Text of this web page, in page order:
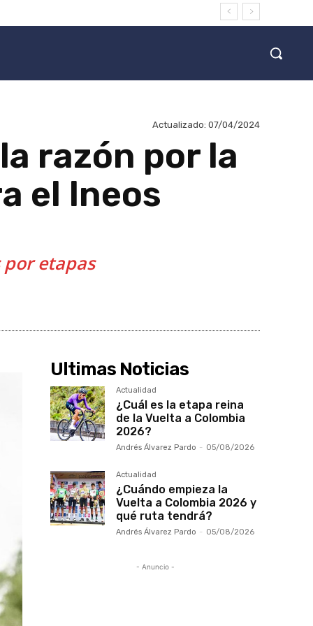
Actualizado: 07/04/2024
razón por la
el Ineos
etapas
Ultimas Noticias
Actualidad
¿Cuál es la etapa reina
de la Vuelta a Colombia
2026?
Andrés Álvarez Pardo - 05/08/2026
Actualidad
¿Cuándo empieza la
Vuelta a Colombia 2026 y
qué ruta tendrá?
Andrés Álvarez Pardo - 05/08/2026
- Anuncio -